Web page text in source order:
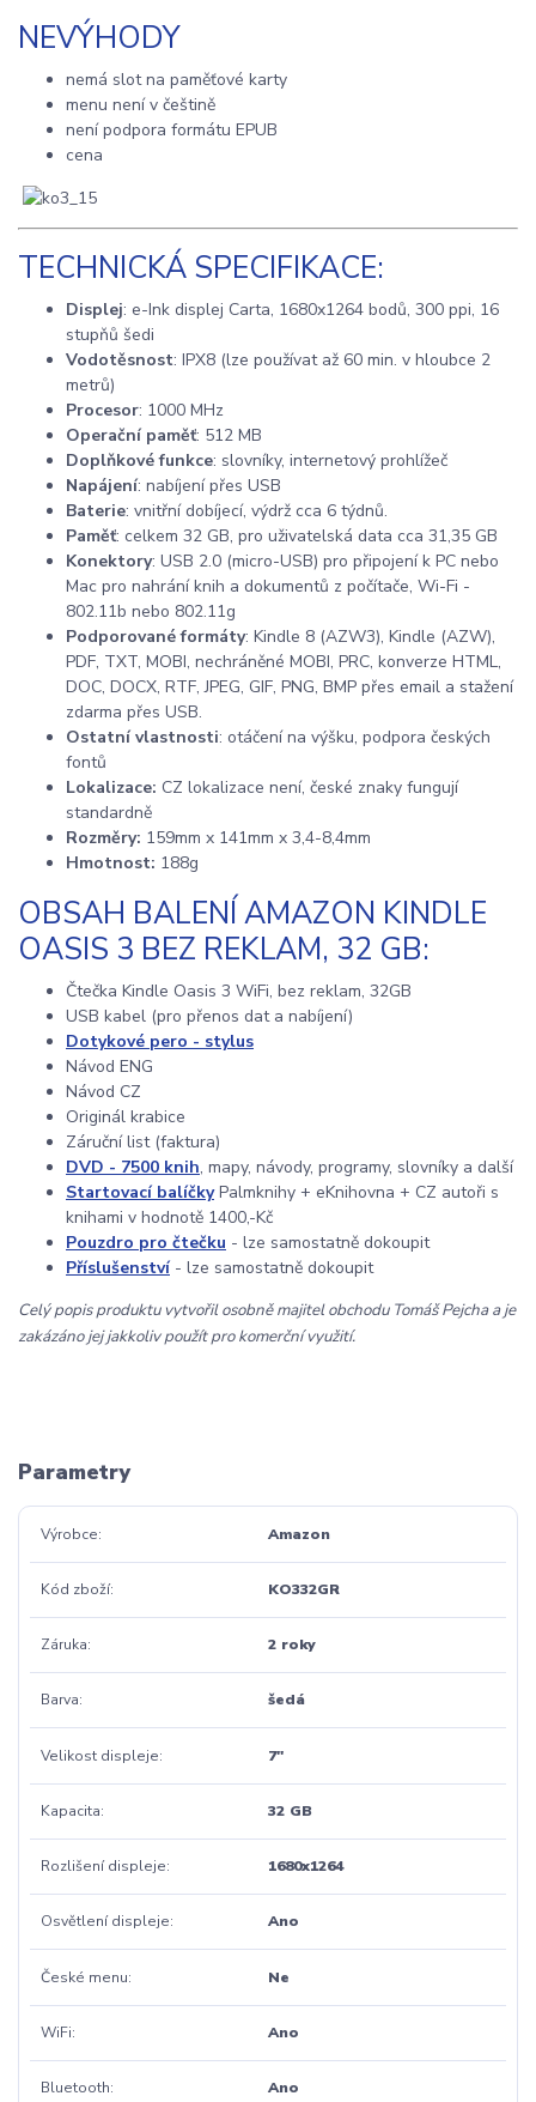
NEVÝHODY
nemá slot na paměťové karty
menu není v češtině
není podpora formátu EPUB
cena
TECHNICKÁ SPECIFIKACE:
Displej: e-Ink displej Carta, 1680x1264 bodů, 300 ppi, 16
stupňů šedi
Vodotěsnost: IPX8 (lze používat až 60 min. v hloubce 2
metrů)
Procesor: 1000 MHz
Operační paměť: 512 MB
Doplňkové funkce: slovníky, internetový prohlížeč
Napájení: nabíjení přes USB
Baterie: vnitřní dobíjecí, výdrž cca 6 týdnů.
Paměť: celkem 32 GB, pro uživatelská data cca 31,35 GB
Konektory: USB 2.0 (micro-USB) pro připojení k PC nebo
Mac pro nahrání knih a dokumentů z počítače, Wi-Fi -
802.11b nebo 802.11g
Podporované formáty: Kindle 8 (AZW3), Kindle (AZW),
PDF, TXT, MOBI, nechráněné MOBI, PRC, konverze HTML,
DOC, DOCX, RTF, JPEG, GIF, PNG, BMP přes email a stažení
zdarma přes USB.
Ostatní vlastnosti: otáčení na výšku, podpora českých
fontů
Lokalizace: CZ lokalizace není, české znaky fungují
standardně
Rozměry: 159mm x 141mm x 3,4-8,4mm
Hmotnost: 188g
OBSAH BALENÍ AMAZON KINDLE
OASIS 3 BEZ REKLAM, 32 GB:
Čtečka Kindle Oasis 3 WiFi, bez reklam, 32GB
USB kabel (pro přenos dat a nabíjení)
Dotykové pero - stylus
Návod ENG
Návod CZ
Originál krabice
Záruční list (faktura)
DVD - 7500 knih, mapy, návody, programy, slovníky a další
Startovací balíčkyPalmknihy + eKnihovna + CZ autoři s
knihami v hodnotě 1400,-Kč
Pouzdro pro čtečku - lze samostatně dokoupit
Příslušenství- lze samostatně dokoupit
Celý popis produktu vytvořil osobně majitel obchodu Tomáš Pejcha a je
zakázáno jej jakkoliv použít pro komerční využití.
Parametry
Výrobce Amazon
Kód zboží KO332GR
Záruka 2 roky
Barva šedá
Velikost displeje 7"
Kapacita 32 GB
Rozlišení displeje 1680x1264
Osvětlení displeje Ano
České menu Ne
WiFi Ano
Bluetooth Ano